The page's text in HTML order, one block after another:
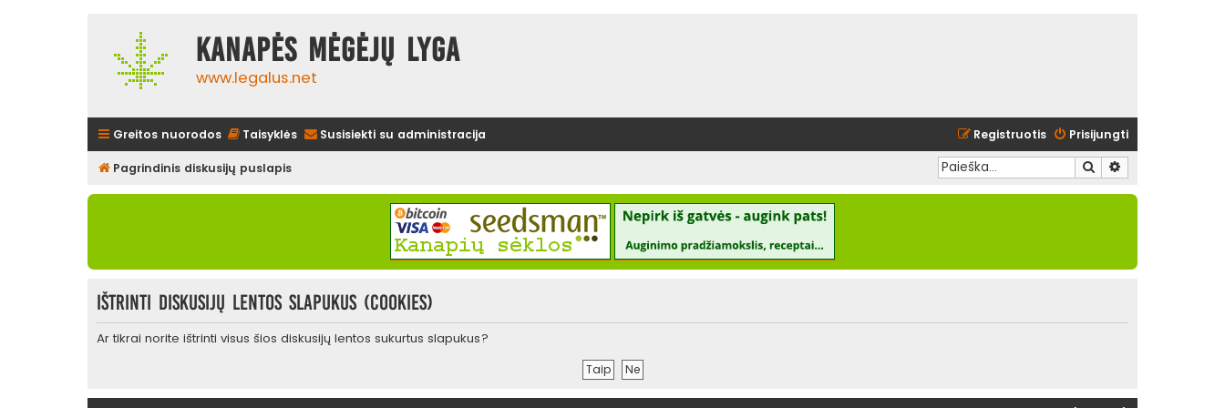
Kanapės mėgėjų lyga
www.legalus.net
Greitos nuorodos Taisyklės Susisiekti su administracija Prisijungti
Registruotis
Pagrindinis diskusijų puslapis Ieškoti
Ištrinti diskusijų lentos slapukus (cookies)
Ar tikrai norite ištrinti visus šios diskusijų lentos sukurtus slapukus?